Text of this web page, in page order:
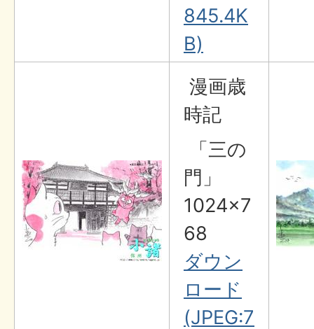
845.4K
B)
漫画歳
時記
「三の
門」
1024×7
68
ダウン
ロード
(JPEG:7